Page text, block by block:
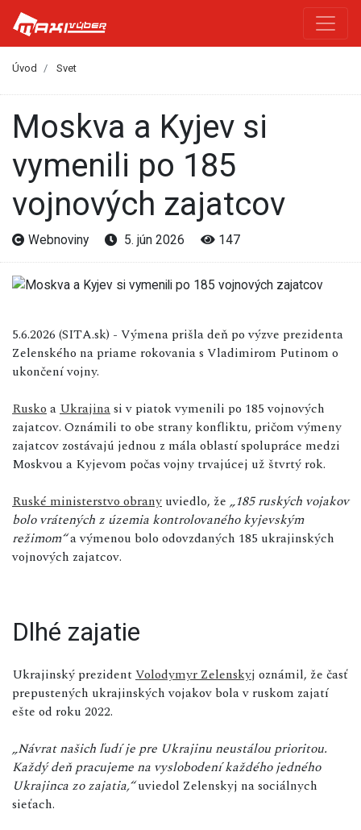
Úvod Svet
Moskva a Kyjev si
vymenili po 185
vojnových zajatcov
Webnoviny 5. jún 2026 147
5.6.2026 (SITA.sk) - Výmena prišla deň po výzve prezidenta
Zelenského na priame rokovania s Vladimirom Putinom o
ukončení vojny.
Rusko a Ukrajinasi v piatok vymenili po 185 vojnových
zajatcov. Oznámili to obe strany konfliktu, pričom výmeny
zajatcov zostávajú jednou z mála oblastí spolupráce medzi
Moskvou a Kyjevom počas vojny trvajúcej už štvrtý rok.
Ruské ministerstvo obrany uviedlo, že „185 ruských vojakov
bolo vrátených z územia kontrolovaného kyjevským
režimom“a výmenou bolo odovzdaných 185 ukrajinských
vojnových zajatcov.
Dlhé zajatie
Ukrajinský prezidentVolodymyr Zelenskyj oznámil, že časť
prepustených ukrajinských vojakov bola v ruskom zajatí
ešte od roku 2022.
„Návrat našich ľudí je pre Ukrajinu neustálou prioritou.
Každý deň pracujeme na vyslobodení každého jedného
Ukrajinca zo zajatia,“uviedol Zelenskyj na sociálnych
sieťach.